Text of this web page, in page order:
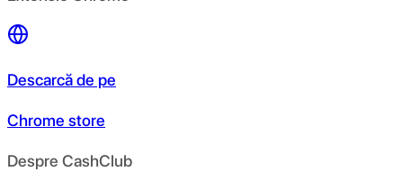
Descarcă de pe
Chrome store
Despre CashClub